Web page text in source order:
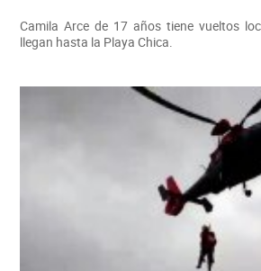
Camila Arce de 17 años tiene vueltos
llegan hasta la Playa Chica.